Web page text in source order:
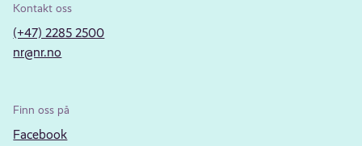
Kontakt oss
(+47) 2285 2500
nr@nr.no
Finn oss på
Facebook